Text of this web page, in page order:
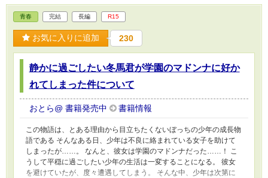
青春 完結 長編 R15
お気に入りに追加 230
静かに過ごしたい冬馬君が学園のマドンナに好か
れてしまった件について
おとら@ 書籍発売中 書籍情報
この物語は、とある理由から目立ちたくないぼっちの少年の成長物
語である そんなある日、少年は不良に絡まれている女子を助けて
しまったが……。 なんと、彼女は学園のマドンナだった……！ こ
うして平穏に過ごしたい少年の生活は一変することになる。 彼女
を避けていたが、度々遭遇してしまう。 そんな中、少年は次第に